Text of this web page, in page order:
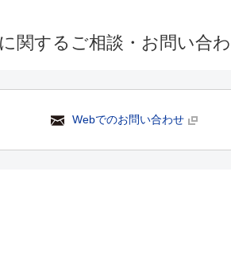
関するご相談・お問い合
Webでのお問い合わせ